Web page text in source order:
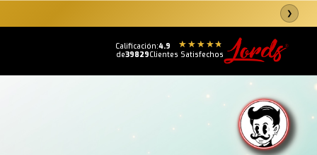
❯
Calificación:4.9
de39829Clientes Satisfechos